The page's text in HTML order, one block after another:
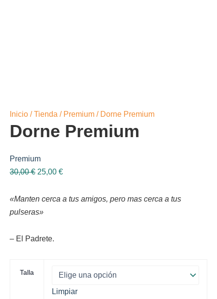
Inicio /Tienda / Premium / Dorne Premium
Dorne Premium
Premium
30,00€ El
original
era:
25,00 €El
actual
«Manten cerca a tus amigos, pero mas cerca a tus
pulseras»
– El Padrete.
Talla
Limpiar